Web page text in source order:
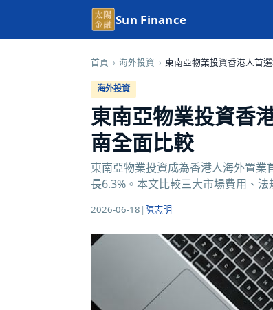
Sun Finance
首頁 › 海外投資 › 東南亞物業投資香港人首
海外投資
東南亞物業投資香
南全面比較
東南亞物業投資成為香港人海外置
長6.3%。本文比較三大市場費用、法
2026-06-18 | 陳志明